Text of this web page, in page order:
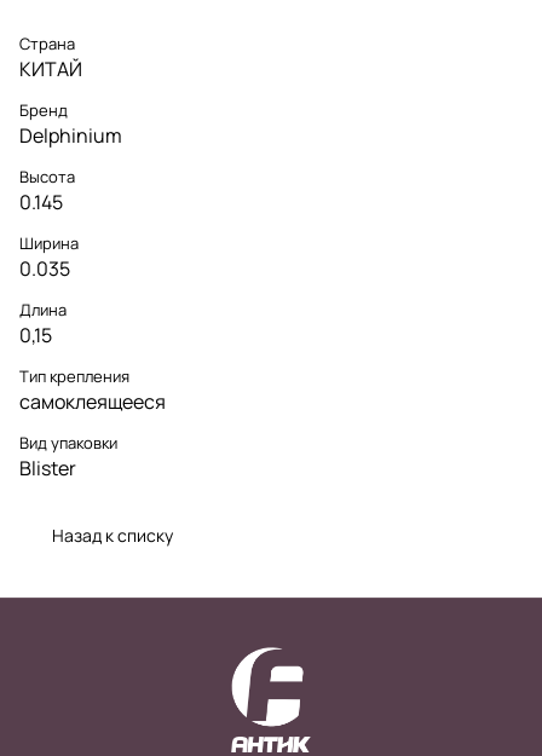
Страна
КИТАЙ
Бренд
Delphinium
Высота
0.145
Ширина
0.035
Длина
0,15
Тип крепления
самоклеящееся
Вид упаковки
Blister
Назад к списку